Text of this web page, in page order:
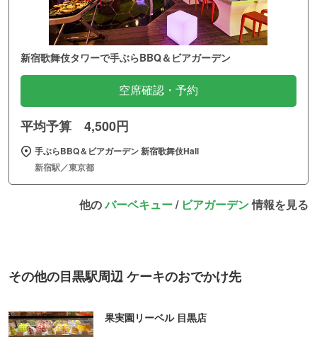
新宿歌舞伎タワーで手ぶらBBQ＆ビアガーデン
空席確認・予約
平均予算 4,500円
手ぶらBBQ＆ビアガーデン 新宿歌舞伎Hall
新宿駅／東京都
他のバーベキュー/ ビアガーデン情報を見る
その他の目黒駅周辺 ケーキのおでかけ先
果実園リーベル 目黒店